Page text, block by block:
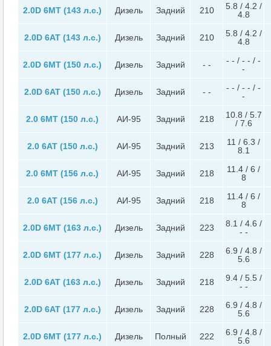
2.0D 6MT (143 л.с.) Дизель Задний 210
5.8 / 4.2 /
4.8
2.0D 6AT (143 л.с.) Дизель Задний 210
5.8 / 4.2 /
4.8
2.0D 6MT (150 л.с.) Дизель Задний - -
- - / - - / -
-
2.0D 6AT (150 л.с.) Дизель Задний - -
- - / - - / -
-
2.0 6MT (150 л.с.) АИ-95 Задний 218
10.8 / 5.7
/ 7.6
2.0 6AT (150 л.с.) АИ-95 Задний 213
11 / 6.3 /
8.1
2.0 6MT (156 л.с.) АИ-95 Задний 218
11.4 / 6 /
8
2.0 6AT (156 л.с.) АИ-95 Задний 218
11.4 / 6 /
8
2.0D 6MT (163 л.с.) Дизель Задний 223
8.1 / 4.6 /
- -
2.0D 6MT (177 л.с.) Дизель Задний 228
6.9 / 4.8 /
5.6
2.0D 6AT (163 л.с.) Дизель Задний 218
9.4 / 5.5 /
- -
2.0D 6AT (177 л.с.) Дизель Задний 228
6.9 / 4.8 /
5.6
2.0D 6MT (177 л.с.) Дизель Полный 222
6.9 / 4.8 /
5.6